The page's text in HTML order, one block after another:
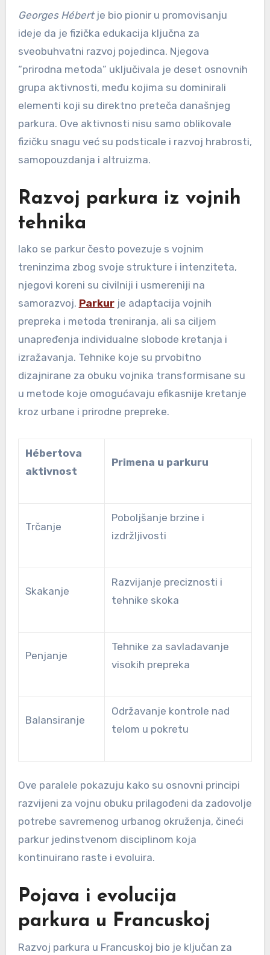
Georges Hébertje bio pionir u promovisanju
ideje da je fizička edukacija ključna za
sveobuhvatni razvoj pojedinca. Njegova
“prirodna metoda” uključivala je deset osnovnih
grupa aktivnosti, među kojima su dominirali
elementi koji su direktno preteča današnjeg
parkura. Ove aktivnosti nisu samo oblikovale
fizičku snagu već su podsticale i razvoj hrabrosti,
samopouzdanja i altruizma.
Razvoj parkura iz vojnih
tehnika
Iako se parkur često povezuje s vojnim
treninzima zbog svoje strukture i intenziteta,
njegovi koreni su civilniji i usmereniji na
samorazvoj. Parkurje adaptacija vojnih
prepreka i metoda treniranja, ali sa ciljem
unapređenja individualne slobode kretanja i
izražavanja. Tehnike koje su prvobitno
dizajnirane za obuku vojnika transformisane su
u metode koje omogućavaju efikasnije kretanje
kroz urbane i prirodne prepreke.
Hébertova
aktivnost
Primena u parkuru
Trčanje
Poboljšanje brzine i
izdržljivosti
Skakanje
Razvijanje preciznosti i
tehnike skoka
Penjanje
Tehnike za savladavanje
visokih prepreka
Balansiranje
Održavanje kontrole nad
telom u pokretu
Ove paralele pokazuju kako su osnovni principi
razvijeni za vojnu obuku prilagođeni da zadovolje
potrebe savremenog urbanog okruženja, čineći
parkur jedinstvenom disciplinom koja
kontinuirano raste i evoluira.
Pojava i evolucija
parkura u Francuskoj
Razvoj parkura u Francuskoj bio je ključan za